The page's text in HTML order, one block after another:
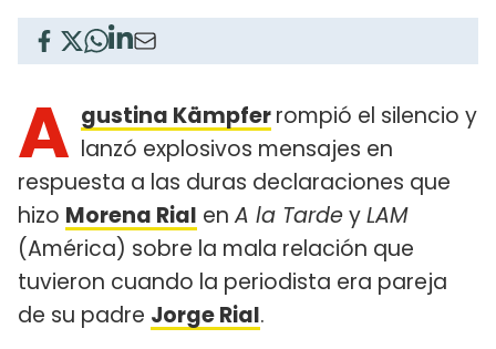
A gustina Kämpferrompió el silencio y
lanzó explosivos mensajes en
respuesta a las duras declaraciones que
hizo Morena Rial enA la TardeyLAM
(América) sobre la mala relación que
tuvieron cuando la periodista era pareja
de su padre Jorge Rial.